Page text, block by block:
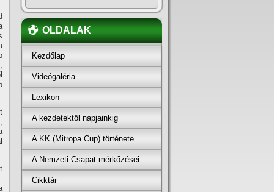
OLDALAK
Kezdőlap
Videógaléria
Lexikon
A kezdetektől napjainkig
A KK (Mitropa Cup) története
A Nemzeti Csapat mérkőzései
Cikktár